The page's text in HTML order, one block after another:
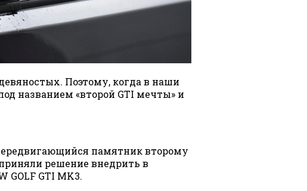
Поэтому, когда в наши
названием «второй GTI мечты» и
памятник второму
решение внедрить в
GOLF GTI MK3.